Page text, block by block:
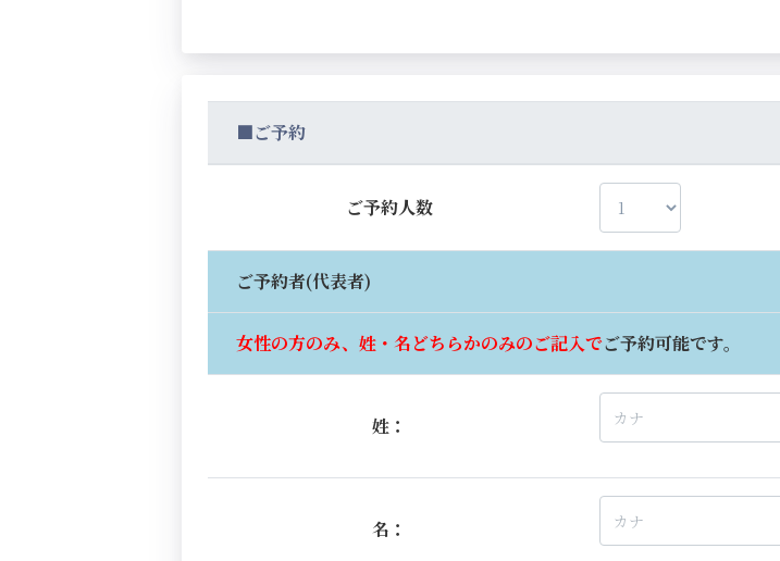
■ご予約
ご予約人数
ご予約者(代表者)
女性の方のみ、姓・名どちらかのみのご記入でご予約可能です。
姓：
名：